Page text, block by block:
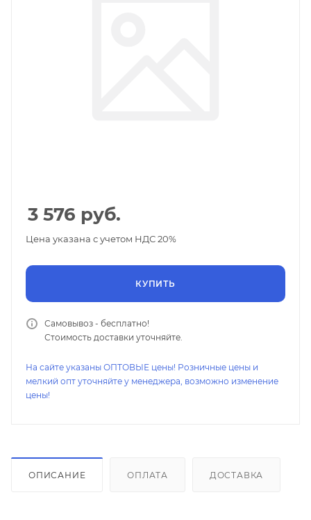
3 576 руб.
Цена указана с учетом НДС 20%
КУПИТЬ
Самовывоз - бесплатно!
Стоимость доставки уточняйте.
На сайте указаны ОПТОВЫЕ цены! Розничные цены и
мелкий опт уточняйте у менеджера, возможно изменение
цены!
ОПИСАНИЕ ОПЛАТА ДОСТАВКА